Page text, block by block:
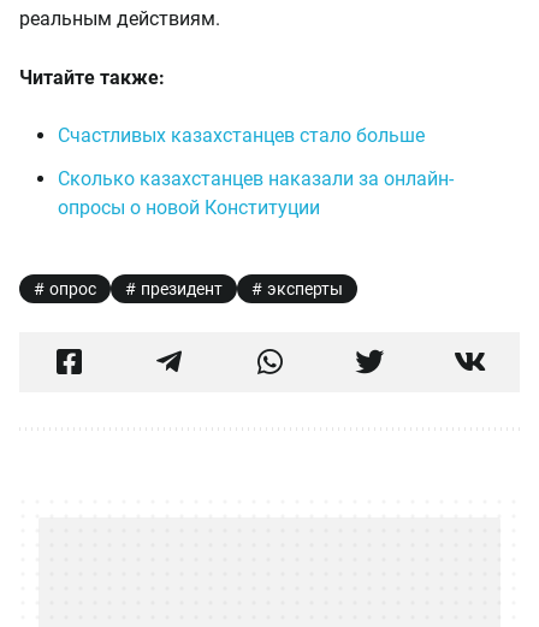
реальным действиям.
Читайте также:
Счастливых казахстанцев стало больше
Сколько казахстанцев наказали за онлайн-
опросы о новой Конституции
опрос президент эксперты